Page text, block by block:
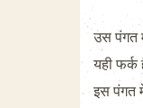
उस पंगत
यही फर्क
इस पंगत